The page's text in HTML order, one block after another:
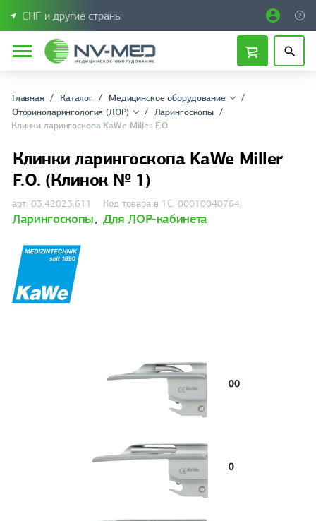
СНГ и другие страны
Главная Каталог
Медицинское оборудование
Оториноларингология (ЛОР)
Ларингоскопы
Клинки ларингоскопа KaWe Miller F.O.
Клинки ларингоскопа KaWe Miller
F.O. (Клинок № 1)
арт. 03.42023.611 Код товара в 1С: 00010040764
Ларингоскопы, Для ЛОР-кабинета